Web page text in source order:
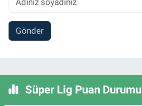
Gönder
Süper Lig Puan Durumu